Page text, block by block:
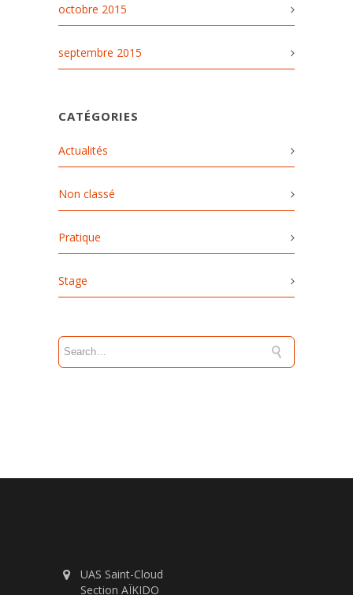
octobre 2015
septembre 2015
CATÉGORIES
Actualités
Non classé
Pratique
Stage
UAS Saint-Cloud
Section AÏKIDO